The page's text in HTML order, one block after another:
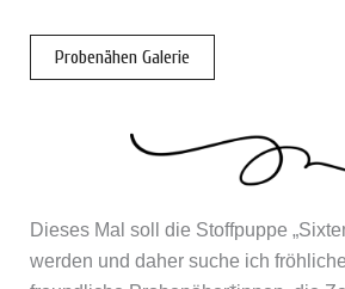
Probenähen Galerie
Dieses Mal soll die Stoffpuppe
werden und daher suche ich